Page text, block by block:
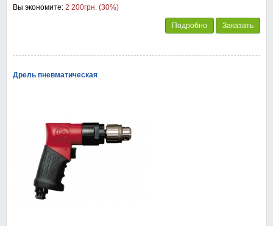
Вы экономите: 2 200грн. (30%)
Подробно Заказать
Дрель пневматическая